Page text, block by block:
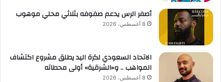
أصفر الرس يدعم صفوفه بثلاثي محلي موهوب
8 أغسطس، 2026
الاتحاد السعودي لكرة اليد يطلق مشروع اكتشاف
المواهب .. و«الشرقية» أولى محطاته
8 أغسطس، 2026